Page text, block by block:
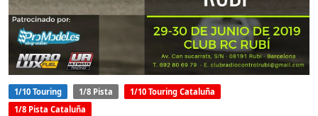
1/10 Touring 1/8 Pista
1/10 Touring Cataluña
1/8 Pista Cataluña